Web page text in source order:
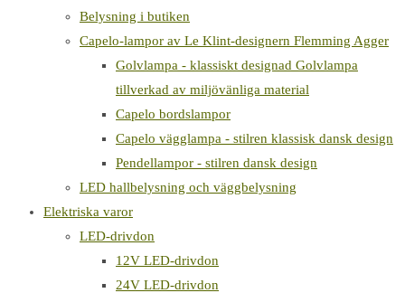
Belysning i butiken
Capelo-lampor av Le Klint-designern Flemming Agger
Golvlampa - klassiskt designad Golvlampa
tillverkad av miljövänliga material
Capelo bordslampor
Capelo vägglampa - stilren klassisk dansk design
Pendellampor - stilren dansk design
LED hallbelysning och väggbelysning
Elektriska varor
LED-drivdon
12V LED-drivdon
24V LED-drivdon